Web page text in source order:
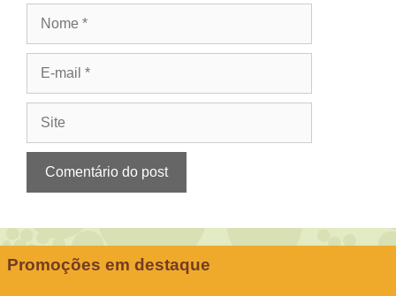
Promoções em destaque